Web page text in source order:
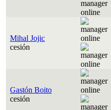
Mihal Jojic
cesión
Gastón Boito
cesión